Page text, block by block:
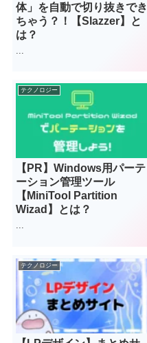
体」を自動で切り抜きでき
ちゃう？！【Slazzer】と
は？
テクノロジー
【PR】Windows用パーテ
ーション管理ツール
【MiniTool Partition
Wizad】とは？
...
テクノロジー